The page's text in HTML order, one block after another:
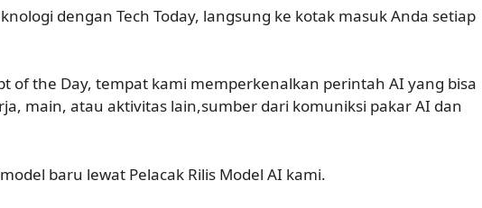
dengan Tech Today, langsung ke kotak masuk Anda setiap
of the Day, tempat kami memperkenalkan perintah AI yang bisa
main, atau aktivitas lain,sumber dari komuniksi pakar AI dan
baru lewat Pelacak Rilis Model AI kami.